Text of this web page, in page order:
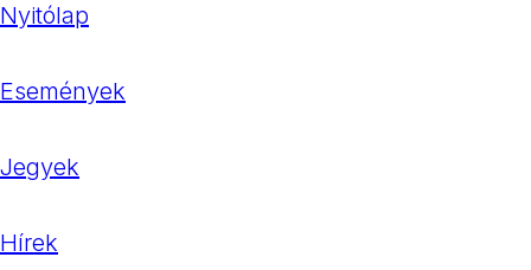
Nyitólap
Események
Jegyek
Hírek